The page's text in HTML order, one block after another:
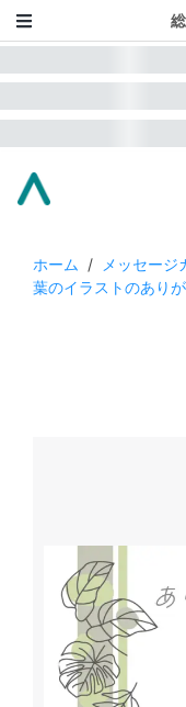
ホーム / メッセージ
葉のイラストのあり